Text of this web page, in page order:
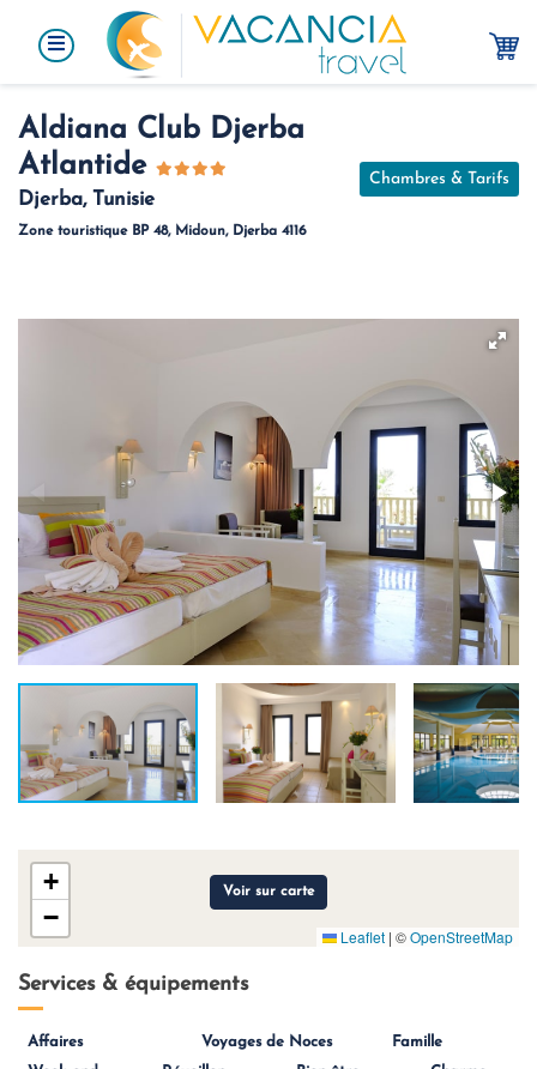
Aldiana Club Djerba
Atlantide
Djerba, Tunisie
Zone touristique BP 48, Midoun, Djerba 4116
Chambres & Tarifs
+
−
Leaflet | ©OpenStreetMap
Voir sur carte
Services & équipements
Affaires Voyages de Noces
Famille